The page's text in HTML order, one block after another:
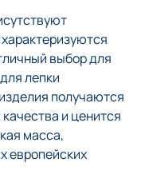
выбор для
лепки
получаются
и ценится
масса,
европейских